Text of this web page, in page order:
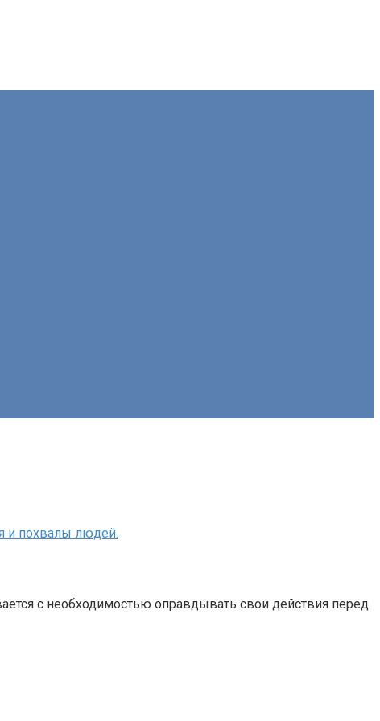
и похвалы людей.
с необходимостью оправдывать свои действия перед